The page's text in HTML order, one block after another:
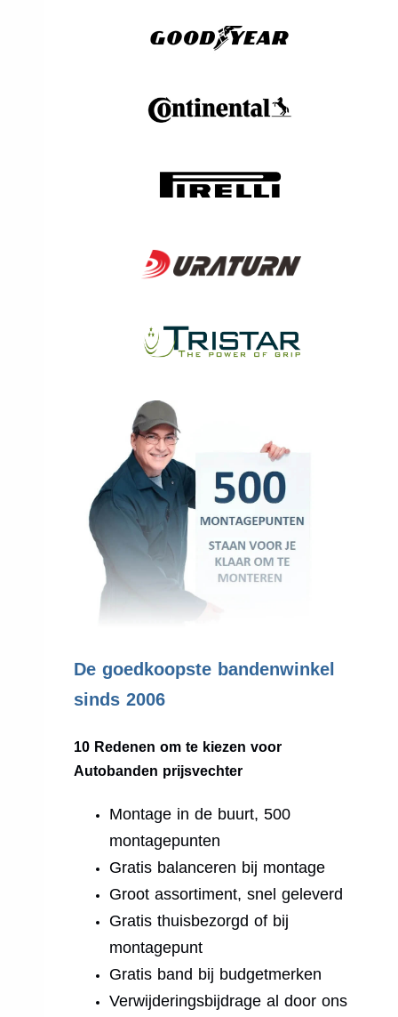
De goedkoopste bandenwinkel
sinds 2006
10 Redenen om te kiezen voor
Autobanden prijsvechter
Montage in de buurt, 500
montagepunten
Gratis balanceren bij montage
Groot assortiment, snel geleverd
Gratis thuisbezorgd of bij
montagepunt
Gratis band bij budgetmerken
Verwijderingsbijdrage al door ons